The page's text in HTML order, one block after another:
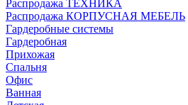
Распродажа ТЕХНИКА
Распродажа КОРПУСНАЯ МЕБЕЛЬ
Гардеробные системы
Гардеробная
Прихожая
Спальня
Офис
Ванная